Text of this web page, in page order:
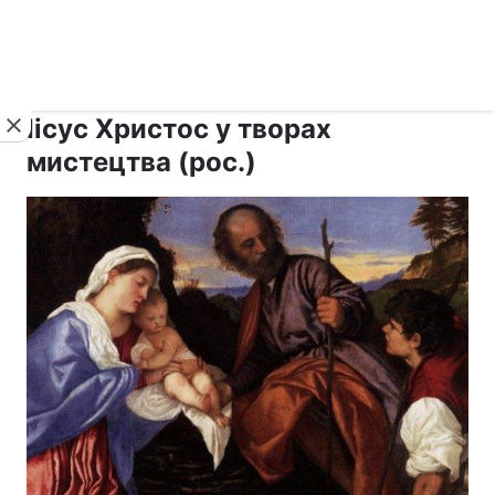
Іісус Христос у творах
мистецтва (рос.)